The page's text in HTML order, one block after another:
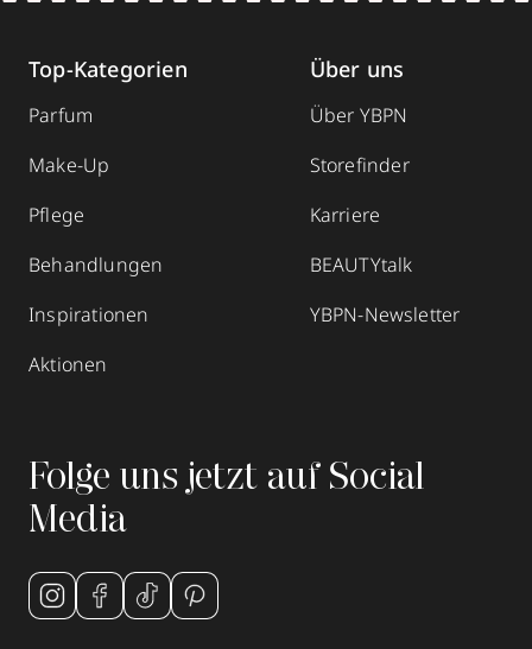
Top-Kategorien
Parfum
Make-Up
Pflege
Behandlungen
Inspirationen
Aktionen
Über uns
Über YBPN
Storefinder
Karriere
BEAUTYtalk
YBPN-Newsletter
Folge uns jetzt auf Social
Media